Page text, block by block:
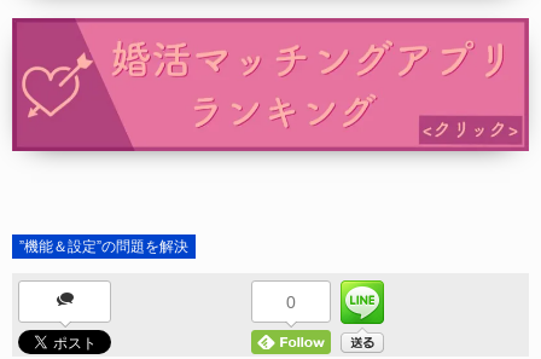
”機能＆設定”の問題を解決
0